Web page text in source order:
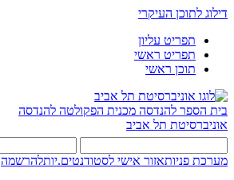
דילוג לתוכן העיקרי
תפריט עליון
תפריט ראשי
תוכן ראשי
בית הספר להנדסה מכנית הפקולטה להנדסה
אוניברסיטת תל אביב
מערכת פניותאזור אישי לסטודנטים.יותלהרשמה